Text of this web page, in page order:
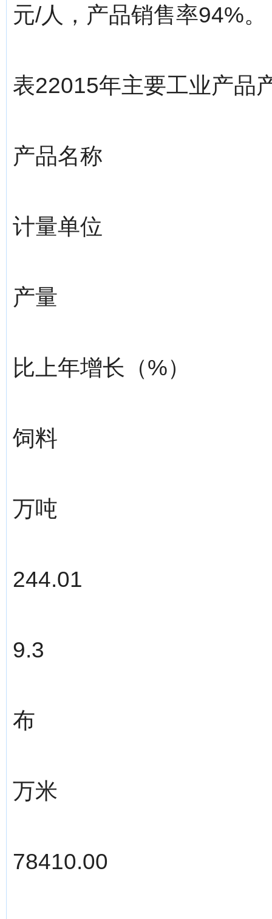
元/人，产品销售率94%。
表22015年主要工业产品
产品名称
计量单位
产量
比上年增长（%）
饲料
万吨
244.01
9.3
布
万米
78410.00